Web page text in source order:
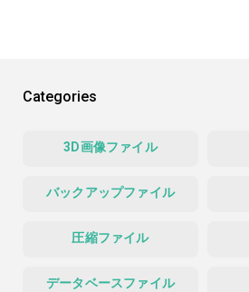
Categories
3D画像ファイル
バックアップファイル
圧縮ファイル
データベースファイル